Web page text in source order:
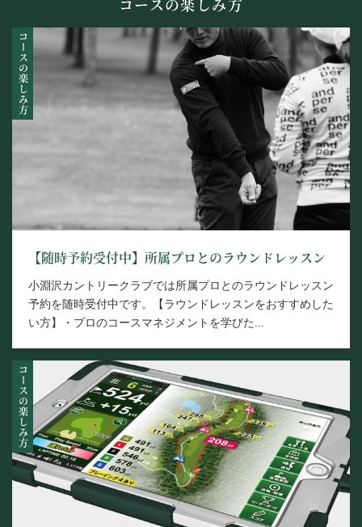
【随時予約受付中】所属プロとのラウンドレッスン
小淵沢カントリークラブでは所属プロとのラウンドレッスン
予約を随時受付中です。【ラウンドレッスンをおすすめした
い方】・プロのコースマネジメントを学びた...
コースの楽しみ方
コースの楽しみ方